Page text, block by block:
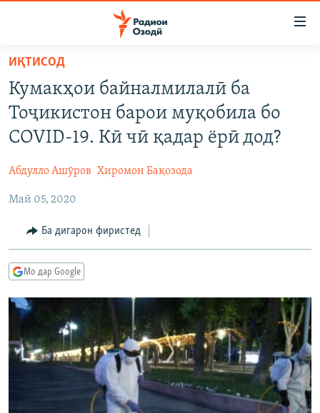
Ҷаҳиш
мояи
аслӣ
Ҷаҳиш
ба
феҳристи
Ҷаҳиш
ҷустор
ИҚТИСОД
ҚАЗИЯИ "КРОКУС"
ОСИЁИ МАРКАЗӢ
ФАРҲАНГ
ВАРЗИШ
ГАПИ ОЗОД
РӮЗГОРИ МУҲОҶИР
ТАҲҚИҚОТ
ҶАНГ ДАР УКРАИНА
НАЗАРИ МАРДУМ
ОЗОДӢ ОНЛАЙН
ВИДЕО
НИГОРИСТОН
ГУЗОРИШҲОИ РАДИОӢ
РӮЙХАТҲО
КИТОБҲОИ ОЗОДӢ
Русский
ИҚТИСОД
Кумакҳои байналмилалӣ ба
Тоҷикистон барои муқобила бо
COVID-19. Кӣ чӣ қадар ёрӣ дод?
Абдулло Ашӯров Хиромон Бақозода
Май 05, 2020
Ба дигарон фиристед
Мо дар Google